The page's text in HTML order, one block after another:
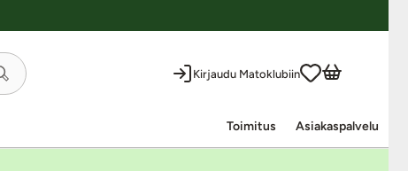
Kirjaudu Matoklubiin
Toimitus Asiakaspalvelu